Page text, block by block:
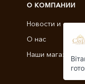
О КОМПАНИИ
Новости и статьи
О нас
Наши магазины